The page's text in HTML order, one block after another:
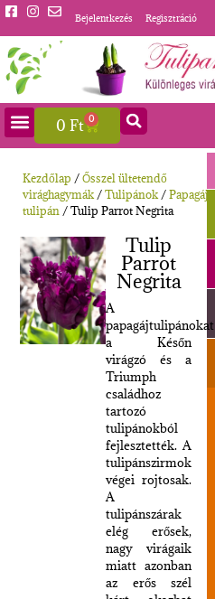
Bejelentkezés Regisztráció
0 Ft 0
Kezdőlap /Ősszel ültetendő
virághagymák/Tulipánok/Papagáj
tulipán / Tulip Parrot Negrita
Tulip
Parrot
Negrita
A
papagájtulipánokat
a Későn
virágzó és a
Triumph
családhoz
tartozó
tulipánokból
fejlesztették. A
tulipánszirmok
végei rojtosak.
A
tulipánszárak
elég erősek,
nagy virágaik
miatt azonban
az erős szél